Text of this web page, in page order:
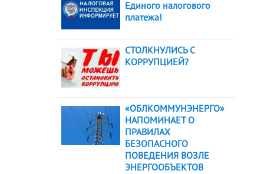
Единого налогового
платежа!
СТОЛКНУЛИСЬ С
КОРРУПЦИЕЙ?
«ОБЛКОММУНЭНЕРГО»
НАПОМИНАЕТ О
ПРАВИЛАХ
БЕЗОПАСНОГО
ПОВЕДЕНИЯ ВОЗЛЕ
ЭНЕРГООБЪЕКТОВ